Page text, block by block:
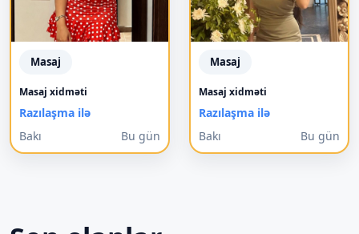
Masaj
Masaj xidməti
Razılaşma ilə
Bakı
Bu gün
Masaj
Masaj xidməti
Razılaşma ilə
Bakı
Bu gün